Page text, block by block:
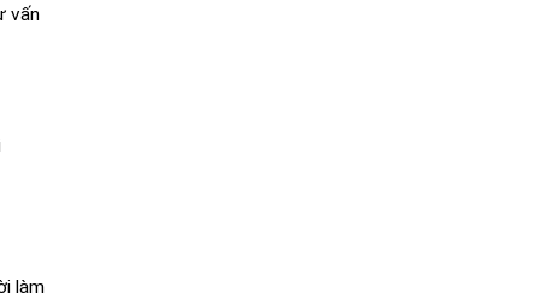
vấn
làm